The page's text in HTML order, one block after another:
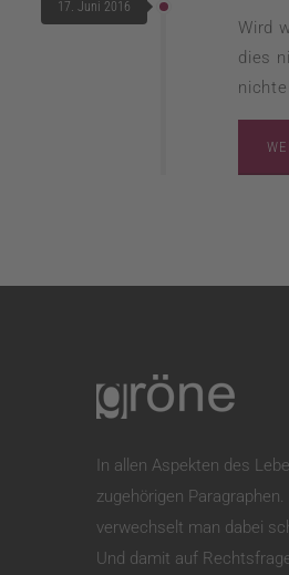
17. Juni 2016
Wird
dies
In allen Aspekten des
zugehörigen
verwechselt man dabei
Und damit auf